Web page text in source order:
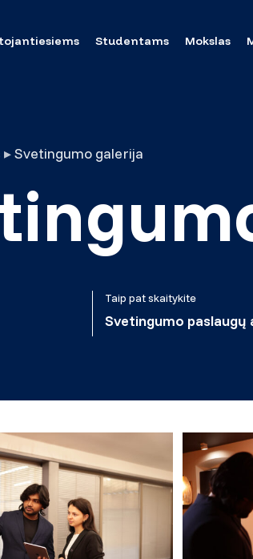
Studentams Mokslas
▸Svetingumo galerija
Taip pat skaitykite
Svetingumo